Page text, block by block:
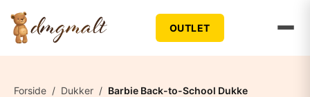
OUTLET
Forside / Dukker / Barbie Back-to-School Dukke